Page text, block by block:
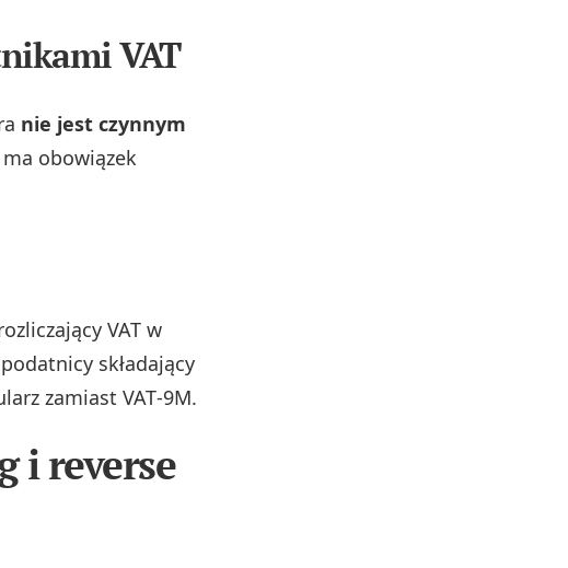
VAT
nie jest czynnym
obowiązek
VAT w
składający
zamiast VAT‑9M.
i reverse